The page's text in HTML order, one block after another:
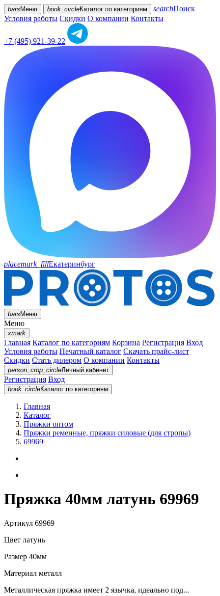
bars Меню book_circleКаталог по категориям searchПоиск
Условия работы Скидки О компании Контакты
+7 (495) 921-39-22
placemark_fillЕкатеринбург
barsМеню
Меню
xmark
Главная Каталог по категориям Корзина Регистрация Вход
Условия работы Печатный каталог Скачать прайс-лист
Скидки Стать дилером О компании Контакты
person_crop_circleЛичный кабинет
Регистрация Вход
book_circleКаталог по категориям
Главная
Каталог
Пряжки оптом
Пряжки ременные, пряжки силовые (для стропы)
69969
Пряжка 40мм латунь 69969
Артикул 69969
Цвет латунь
Размер 40мм
Материал металл
Металлическая пряжка имеет 2 язычка, идеально под...